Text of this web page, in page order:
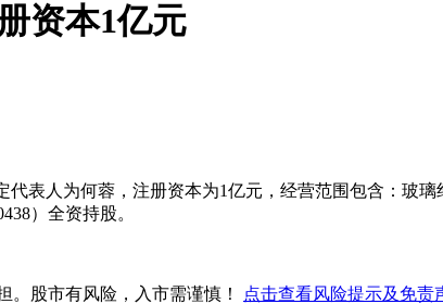
资本1亿元
表人为何蓉，注册资本为1亿元，经营范围包含：玻
）全资持股。
。股市有风险，入市需谨慎！ 点击查看风险提示及免责